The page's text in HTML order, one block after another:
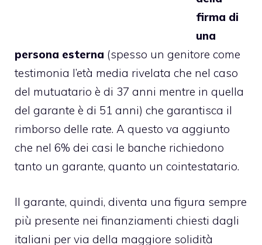
firma di
una
persona esterna (spesso un genitore come
testimonia l’età media rivelata che nel caso
del mutuatario è di 37 anni mentre in quella
del garante è di 51 anni) che garantisca il
rimborso delle rate. A questo va aggiunto
che nel 6% dei casi le banche richiedono
tanto un garante, quanto un cointestatario.
Il garante, quindi, diventa una figura sempre
più presente nei finanziamenti chiesti dagli
italiani per via della maggiore solidità